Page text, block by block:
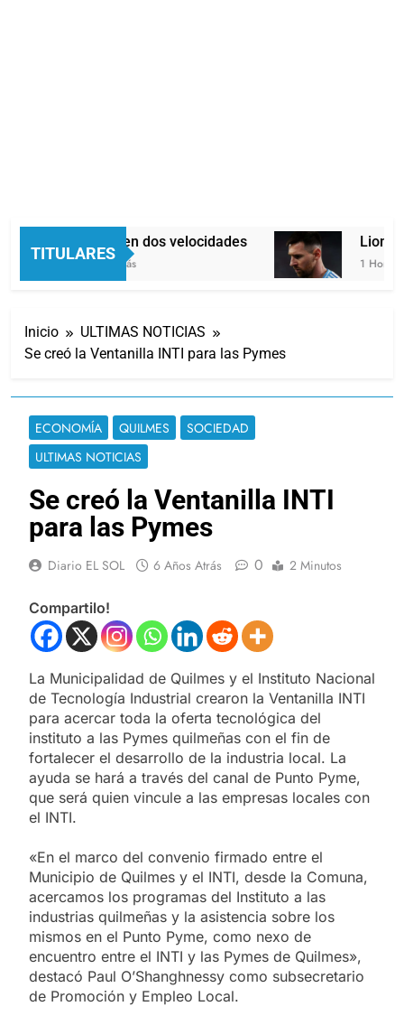
TITULARES
Economía en dos velocidades
32 Minutos Atrás
Lionel
1 Hora
Inicio
ULTIMAS NOTICIAS
Se creó la Ventanilla INTI para las Pymes
ECONOMÍA QUILMES
SOCIEDAD
ULTIMAS NOTICIAS
Se creó la Ventanilla INTI
para las Pymes
Diario EL SOL 6 Años Atrás 0 2 Minutos
Compartilo!
La Municipalidad de Quilmes y el Instituto Nacional
de Tecnología Industrial crearon la Ventanilla INTI
para acercar toda la oferta tecnológica del
instituto a las Pymes quilmeñas con el fin de
fortalecer el desarrollo de la industria local. La
ayuda se hará a través del canal de Punto Pyme,
que será quien vincule a las empresas locales con
el INTI.
«En el marco del convenio firmado entre el
Municipio de Quilmes y el INTI, desde la Comuna,
acercamos los programas del Instituto a las
industrias quilmeñas y la asistencia sobre los
mismos en el Punto Pyme, como nexo de
encuentro entre el INTI y las Pymes de Quilmes»,
destacó Paul O’Shanghnessy como subsecretario
de Promoción y Empleo Local.